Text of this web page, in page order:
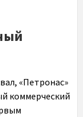
«Петронас»
коммерческий